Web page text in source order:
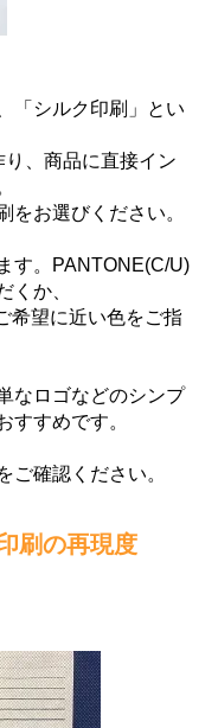
「シルク印刷」とい
、商品に直接イン
をお選びください。
す。PANTONE(C/U)
くか、
希望に近い色をご指
なロゴなどのシンプ
すすめです。
ご確認ください。
刷の再現度